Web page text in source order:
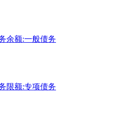
余额:一般债务
限额:专项债务